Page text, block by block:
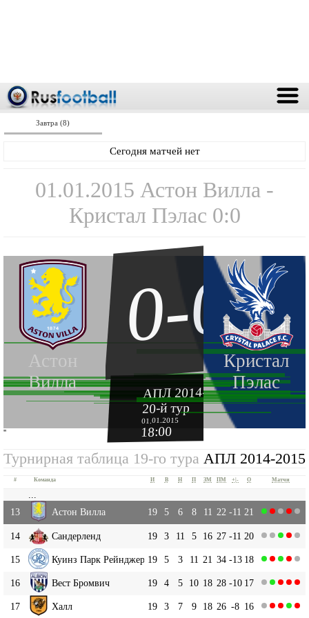
Завтра (8)
Сегодня матчей нет
01.01.2015 Астон Вилла -
Кристал Пэлас 0:0
Астон
Вилла
Кристал
Пэлас
0-0
АПЛ 2014-2015
20-й тур
01.01.2015
18:00
''
Турнирная таблица 19-го тура АПЛ 2014-2015
# Команда И В Н П ЗМ ПМ +|- О Матчи
13
Астон Вилла 19 5 6 8 11 22 -11 21
14 Сандерленд 19 3 11 5 16 27 -11 20
15 Куинз Парк Рейнджерс19 5 3 11 21 34 -13 18
16 Вест Бромвич 19 4 5 10 18 28 -10 17
17 Халл 19 3 7 9 18 26 -8 16